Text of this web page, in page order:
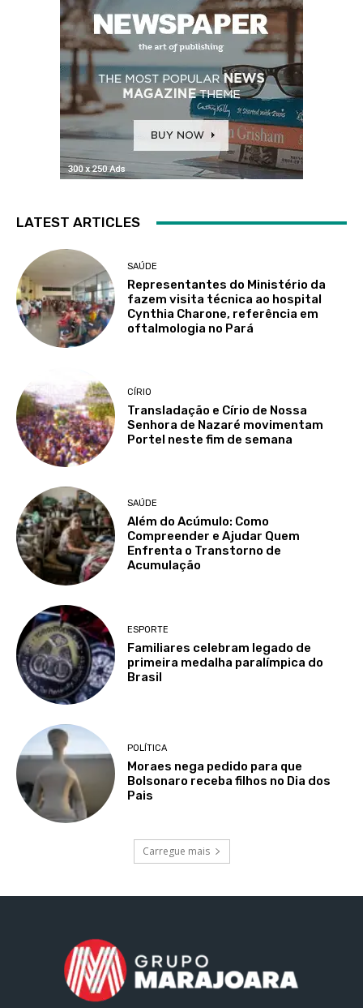
LATEST ARTICLES
SAÚDE
Representantes do Ministério da
fazem visita técnica ao hospital
Cynthia Charone, referência em
oftalmologia no Pará
CÍRIO
Transladação e Círio de Nossa
Senhora de Nazaré movimentam
Portel neste fim de semana
SAÚDE
Além do Acúmulo: Como
Compreender e Ajudar Quem
Enfrenta o Transtorno de
Acumulação
ESPORTE
Familiares celebram legado de
primeira medalha paralímpica do
Brasil
POLÍTICA
Moraes nega pedido para que
Bolsonaro receba filhos no Dia dos
Pais
Carregue mais